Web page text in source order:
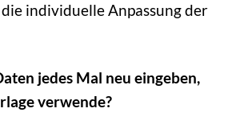
individuelle Anpassung der
jedes Mal neu eingeben,
verwende?